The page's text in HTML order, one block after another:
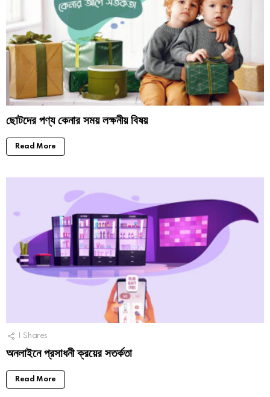
ছোটদের পণ্য কেনার সময় লক্ষনীয় বিষয়
Read More
Shares
অনলাইনে প্রসাধনী ক্রয়ের সতর্কতা
Read More